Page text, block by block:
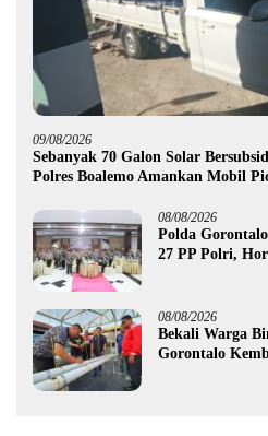
09/08/2026
Sebanyak 70 Galon Solar
Polres Boalemo Amankan Mobil
08/08/2026
Polda
27 PP Polri,
08/08/2026
Bekali Warga
Gorontalo